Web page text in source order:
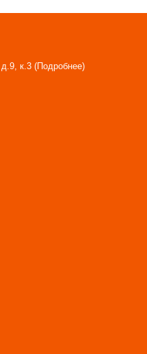
к.3 (Подробнее)